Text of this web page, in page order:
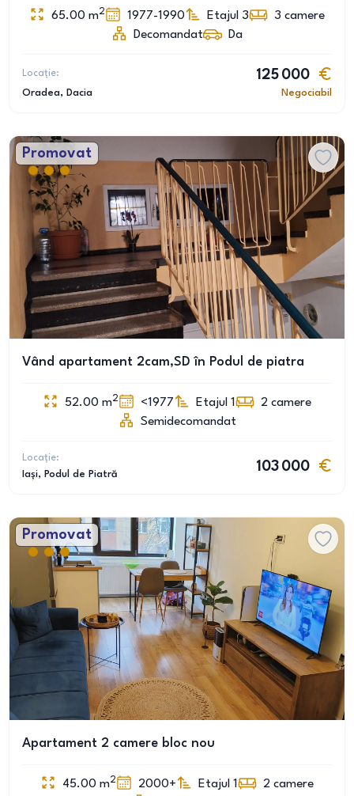
65.00 m2 1977-1990 Etajul 3 3 camere
Decomandat
Da
Locație:
Oradea, Dacia
125 000
Negociabil
Promovat
Vând apartament 2cam,SD în Podul de piatra
52.00 m2 <1977 Etajul 1 2 camere
Semidecomandat
Locație:
Iași, Podul de Piatră
103 000
Promovat
Apartament 2 camere bloc nou
45.00 m2 2000+ Etajul 1 2 camere